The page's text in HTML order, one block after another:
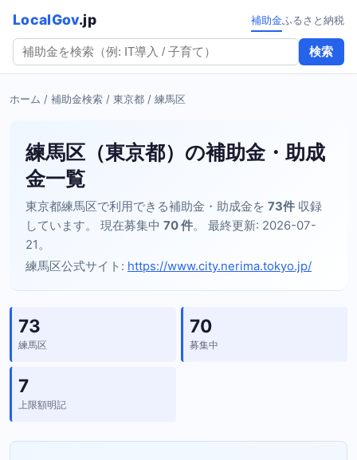
LocalGov.jp
検索
補助金ふるさと納税
ホーム / 補助金検索 / 東京都 / 練馬区
練馬区（東京都）の補助金・助成
金一覧
東京都練馬区で利用できる補助金・助成金を 73件 収録
しています。 現在募集中 70 件。 最終更新: 2026-07-
21。
練馬区公式サイト: https://www.city.nerima.tokyo.jp/
73
練馬区
70
募集中
7
上限額明記